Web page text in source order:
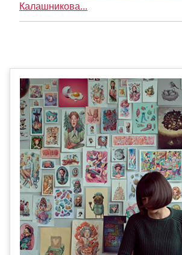
Калашникова...